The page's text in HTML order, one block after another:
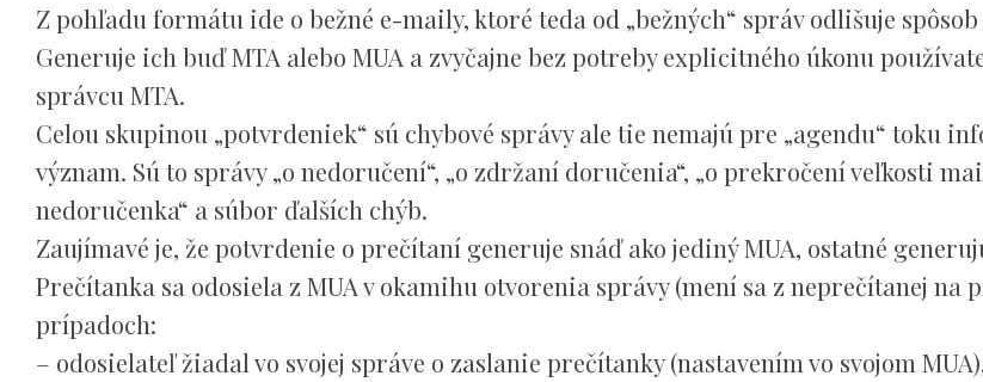
Z pohľadu formátu ide o bežné e-maily, ktoré teda od „bežných“ správ odlišuje
Generuje ich buď MTA alebo MUA a zvyčajne bez potreby explicitného úkonu
správcu MTA.
Celou skupinou „potvrdeniek“ sú chybové správy ale tie nemajú pre „agendu“ toku
význam. Sú to správy „o nedoručení“, „o zdržaní doručenia“, „o prekročení veľkosti
nedoručenka“ a súbor ďalších chýb.
Zaujímavé je, že potvrdenie o prečítaní generuje snáď ako jediný MUA, ostatné
Prečítanka sa odosiela z MUA v okamihu otvorenia správy (mení sa z neprečítanej na
prípadoch:
– odosielateľ žiadal vo svojej správe o zaslanie prečítanky (nastavením vo svojom